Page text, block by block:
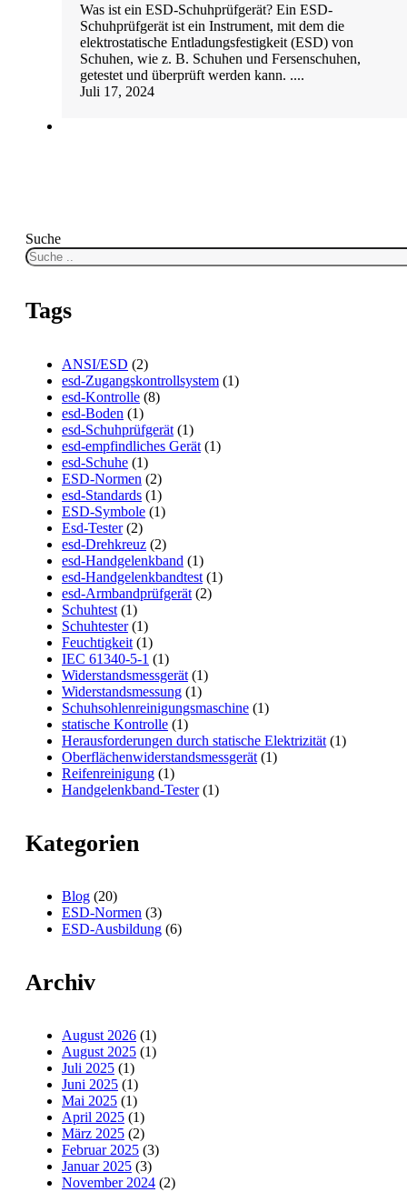
Was ist ein ESD-Schuhprüfgerät? Ein ESD-
Schuhprüfgerät ist ein Instrument, mit dem die
elektrostatische Entladungsfestigkeit (ESD) von
Schuhen, wie z. B. Schuhen und Fersenschuhen,
getestet und überprüft werden kann. ....
Juli 17, 2024
Suche
Tags
ANSI/ESD (2)
esd-Zugangskontrollsystem (1)
esd-Kontrolle (8)
esd-Boden (1)
esd-Schuhprüfgerät (1)
esd-empfindliches Gerät (1)
esd-Schuhe (1)
ESD-Normen (2)
esd-Standards (1)
ESD-Symbole (1)
Esd-Tester (2)
esd-Drehkreuz (2)
esd-Handgelenkband (1)
esd-Handgelenkbandtest (1)
esd-Armbandprüfgerät (2)
Schuhtest (1)
Schuhtester (1)
Feuchtigkeit (1)
IEC 61340-5-1 (1)
Widerstandsmessgerät (1)
Widerstandsmessung (1)
Schuhsohlenreinigungsmaschine (1)
statische Kontrolle (1)
Herausforderungen durch statische Elektrizität (1)
Oberflächenwiderstandsmessgerät (1)
Reifenreinigung (1)
Handgelenkband-Tester (1)
Kategorien
Blog (20)
ESD-Normen (3)
ESD-Ausbildung (6)
Archiv
August 2026 (1)
August 2025 (1)
Juli 2025 (1)
Juni 2025 (1)
Mai 2025 (1)
April 2025 (1)
März 2025 (2)
Februar 2025 (3)
Januar 2025 (3)
November 2024 (2)